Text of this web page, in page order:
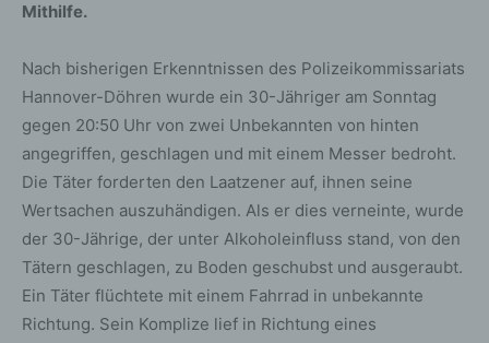
Mithilfe.
Nach bisherigen Erkenntnissen des Polizeikommissariats
Hannover-Döhren wurde ein 30-Jähriger am Sonntag
gegen 20:50 Uhr von zwei Unbekannten von hinten
angegriffen, geschlagen und mit einem Messer bedroht.
Die Täter forderten den Laatzener auf, ihnen seine
Wertsachen auszuhändigen. Als er dies verneinte, wurde
der 30-Jährige, der unter Alkoholeinfluss stand, von den
Tätern geschlagen, zu Boden geschubst und ausgeraubt.
Ein Täter flüchtete mit einem Fahrrad in unbekannte
Richtung. Sein Komplize lief in Richtung eines